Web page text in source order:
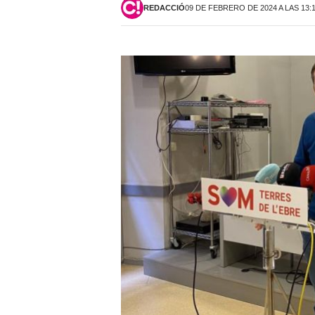
REDACCIÓ09 DE FEBRERO DE 2024 A LAS